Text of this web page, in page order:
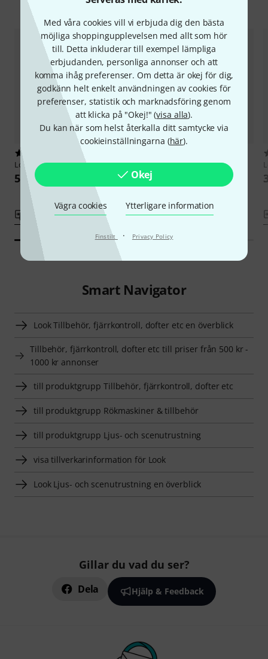
Med våra cookies vill vi erbjuda dig den bästa
möjliga shoppingupplevelsen med allt som hör
till. Detta inkluderar till exempel lämpliga
erbjudanden, personliga annonser och att
komma ihåg preferenser. Om detta är okej för dig,
godkänn helt enkelt användningen av cookies för
preferenser, statistik och marknadsföring genom
att klicka på "Okej!" (visa alla).
Du kan när som helst återkalla ditt samtycke via
cookieinställningarna (här).
Okej
Vägra cookies Ytterligare information
Finstilt · Privacy Policy
Jämför alternativ
Look Diverter for Unique 2.1
545 kr
Jämför
LookXLR-Remote 2.0
769 kr
Jämför
Smart Navigator
Look Tillbehör, fjärrkontroll, dofter etc en överblick
Tillbehör, fjärrkontroll, dofter etc till priser från 500 kr -
1000 kr annonser
till produktgrupp Tillbehör, fjärrkontroll, dofter etc
till produktgrupp Rökmaskiner & tillbehör
till produktgrupp Ljus- och scenutrustning
visa tillverkarinformation för Look
Look Ljus- och scenutrustning en överblick
Gillar du vad du ser?
Dela Hjälp & Feedback